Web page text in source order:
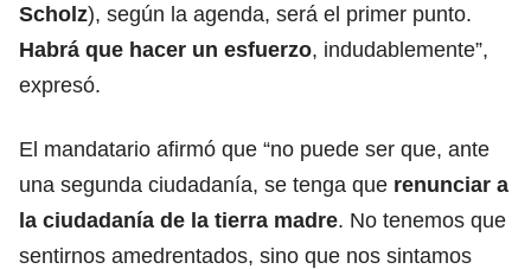
Scholz), según la agenda, será el primer punto.
Habrá que hacer un esfuerzo, indudablemente”,
expresó.
El mandatario afirmó que “no puede ser que, ante
una segunda ciudadanía, se tenga que renunciar a
la ciudadanía de la tierra madre. No tenemos que
sentirnos amedrentados, sino que nos sintamos